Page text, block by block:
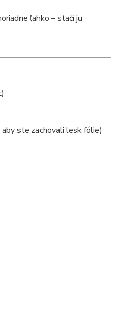
ľahko – stačí ju
ste zachovali lesk fólie)